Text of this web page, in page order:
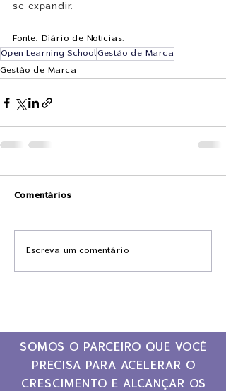
se expandir.
Fonte: Diário de Notícias.
Open Learning SchoolGestão de Marca
Gestão de Marca
Comentários
Escreva um comentário
SOMOS O PARCEIRO QUE VOCÊ
PRECISA PARA ACELERAR O
CRESCIMENTO E ALCANÇAR OS